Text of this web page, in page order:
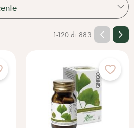
1-120 di 883